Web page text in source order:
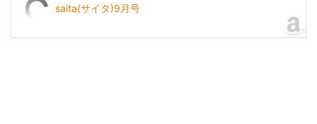
saita(サイタ)9月号